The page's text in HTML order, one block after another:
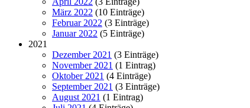
März 2022 (10 Einträge)
Februar 2022 (3 Einträge)
Januar 2022 (5 Einträge)
2021
Dezember 2021 (3 Einträge)
November 2021 (1 Eintrag)
Oktober 2021 (4 Einträge)
September 2021 (3 Einträge)
August 2021 (1 Eintrag)